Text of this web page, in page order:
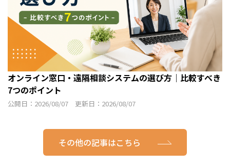
オンライン窓口・遠隔相談システムの選び方｜比較すべき
7つのポイント
公開日：2026/08/07 更新日：2026/08/07
その他の記事はこちら